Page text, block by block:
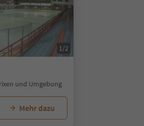
1/2
und Umgebung
Mehr dazu